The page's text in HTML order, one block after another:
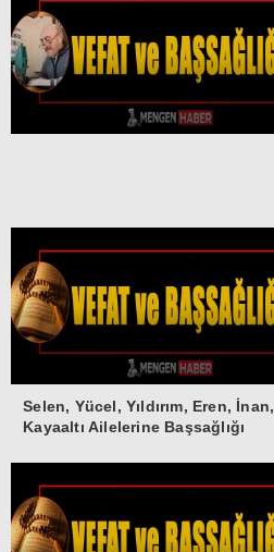
Selen, Yücel, Yıldırım, Eren, İnan,
Kayaaltı Ailelerine Başsağlığı